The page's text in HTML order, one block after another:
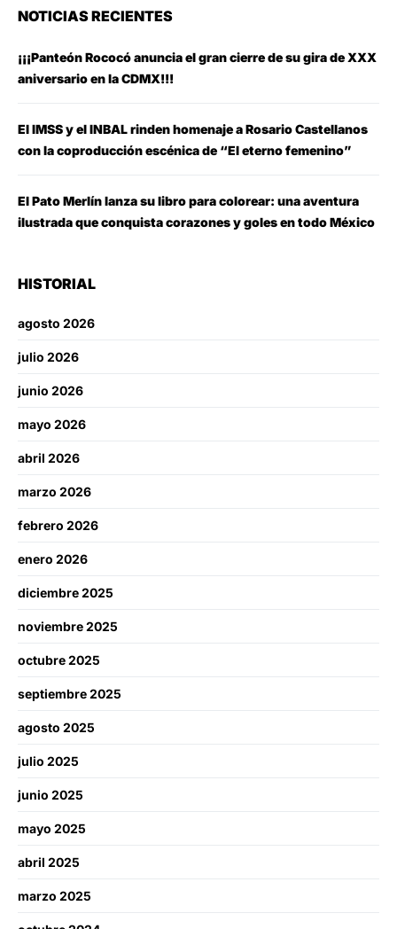
NOTICIAS RECIENTES
¡¡¡Panteón Rococó anuncia el gran cierre de su gira de XXX
aniversario en la CDMX!!!
El IMSS y el INBAL rinden homenaje a Rosario Castellanos
con la coproducción escénica de “El eterno femenino”
El Pato Merlín lanza su libro para colorear: una aventura
ilustrada que conquista corazones y goles en todo México
HISTORIAL
agosto 2026
julio 2026
junio 2026
mayo 2026
abril 2026
marzo 2026
febrero 2026
enero 2026
diciembre 2025
noviembre 2025
octubre 2025
septiembre 2025
agosto 2025
julio 2025
junio 2025
mayo 2025
abril 2025
marzo 2025